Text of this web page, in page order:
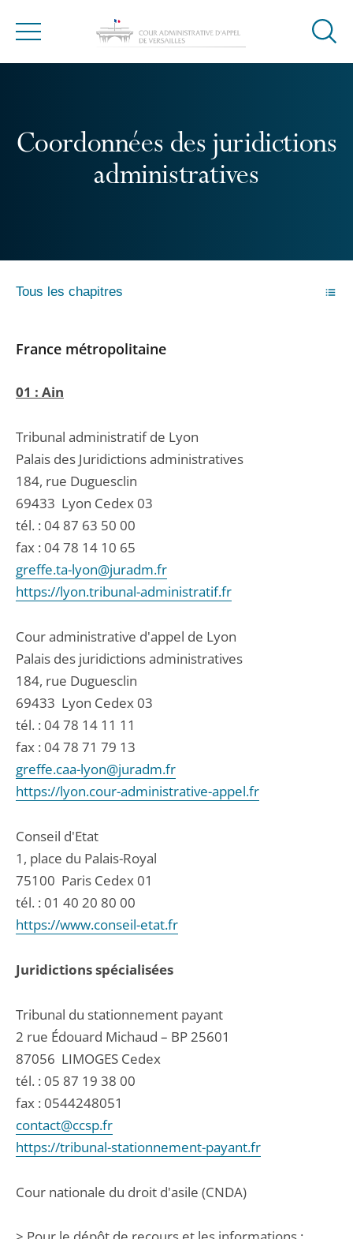
Menu
Ouvrir
Coordonnées des juridictions
administratives
Tous les chapitres
France métropolitaine
01 : Ain
Tribunal administratif de Lyon
Palais des Juridictions administratives
184, rue Duguesclin
69433 Lyon Cedex 03
tél. : 04 87 63 50 00
fax : 04 78 14 10 65
greffe.ta-lyon@juradm.fr
https://lyon.tribunal-administratif.fr
Cour administrative d'appel de Lyon
Palais des juridictions administratives
184, rue Duguesclin
69433 Lyon Cedex 03
tél. : 04 78 14 11 11
fax : 04 78 71 79 13
greffe.caa-lyon@juradm.fr
https://lyon.cour-administrative-appel.fr
Conseil d'Etat
1, place du Palais-Royal
75100 Paris Cedex 01
tél. : 01 40 20 80 00
https://www.conseil-etat.fr
Juridictions spécialisées
Tribunal du stationnement payant
2 rue Édouard Michaud – BP 25601
87056 LIMOGES Cedex
tél. : 05 87 19 38 00
fax : 0544248051
contact@ccsp.fr
https://tribunal-stationnement-payant.fr
Cour nationale du droit d'asile (CNDA)